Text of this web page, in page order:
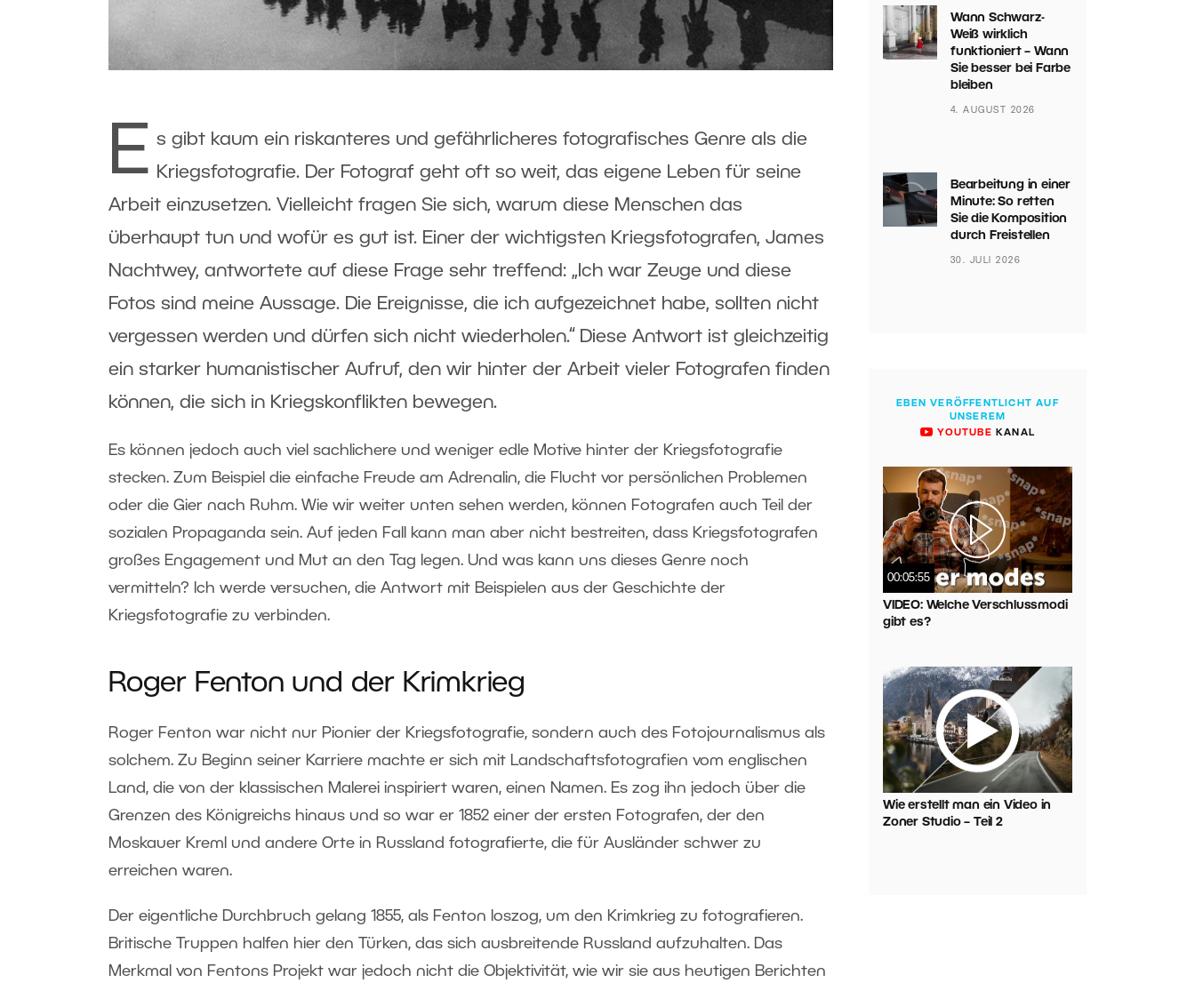
E s gibt kaum ein riskanteres und gefährlicheres fotografisches Genre als die
Kriegsfotografie. Der Fotograf geht oft so weit, das eigene Leben für seine
Arbeit einzusetzen. Vielleicht fragen Sie sich, warum diese Menschen das
überhaupt tun und wofür es gut ist. Einer der wichtigsten Kriegsfotografen, James
Nachtwey, antwortete auf diese Frage sehr treffend: „Ich war Zeuge und diese
Fotos sind meine Aussage. Die Ereignisse, die ich aufgezeichnet habe, sollten nicht
vergessen werden und dürfen sich nicht wiederholen.“ Diese Antwort ist gleichzeitig
ein starker humanistischer Aufruf, den wir hinter der Arbeit vieler Fotografen finden
können, die sich in Kriegskonflikten bewegen.
Es können jedoch auch viel sachlichere und weniger edle Motive hinter der Kriegsfotografie
stecken. Zum Beispiel die einfache Freude am Adrenalin, die Flucht vor persönlichen Problemen
oder die Gier nach Ruhm. Wie wir weiter unten sehen werden, können Fotografen auch Teil der
sozialen Propaganda sein. Auf jeden Fall kann man aber nicht bestreiten, dass Kriegsfotografen
großes Engagement und Mut an den Tag legen. Und was kann uns dieses Genre noch
vermitteln? Ich werde versuchen, die Antwort mit Beispielen aus der Geschichte der
Kriegsfotografie zu verbinden.
Roger Fenton und der Krimkrieg
Roger Fenton war nicht nur Pionier der Kriegsfotografie, sondern auch des Fotojournalismus als
solchem. Zu Beginn seiner Karriere machte er sich mit Landschaftsfotografien vom englischen
Land, die von der klassischen Malerei inspiriert waren, einen Namen. Es zog ihn jedoch über die
Grenzen des Königreichs hinaus und so war er 1852 einer der ersten Fotografen, der den
Moskauer Kreml und andere Orte in Russland fotografierte, die für Ausländer schwer zu
erreichen waren.
Der eigentliche Durchbruch gelang 1855, als Fenton loszog, um den Krimkrieg zu fotografieren.
Britische Truppen halfen hier den Türken, das sich ausbreitende Russland aufzuhalten. Das
Merkmal von Fentons Projekt war jedoch nicht die Objektivität, wie wir sie aus heutigen Berichten
Wann Schwarz-
Weiß wirklich
funktioniert – Wann
Sie besser bei Farbe
bleiben
4. AUGUST 2026
Bearbeitung in einer
Minute: So retten
Sie die Komposition
durch Freistellen
30. JULI 2026
EBEN VERÖFFENTLICHT AUF
UNSEREM
YOUTUBE KANAL
00:05:55
VIDEO: Welche Verschlussmodi
gibt es?
Wie erstellt man ein Video in
Zoner Studio – Teil 2